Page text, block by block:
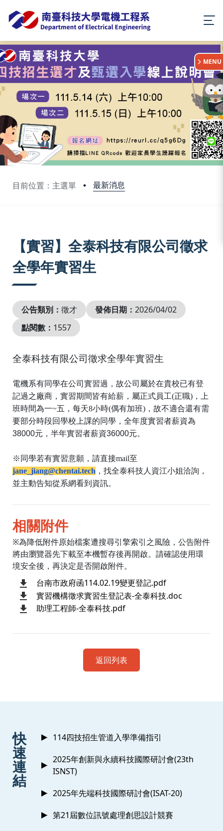
目前位置：主選單 最新消息
:::
MENU
【實習】全泰科技有限公司徵求
全學年實習生
公告類別： 徵才 發佈日期： 2026/04/02
點閱數： 1557
全泰科技有限公司徵求全學年實習生
電機系有同學在公司實習過， 故公司屬於在貴校已有登
記過之廠商，實習期間皆有給薪， 屬正式員工(正職) ，上
班時間為一~五，每天8小時(偶有加班) ，故不適合還有需
要部分時段回學校上課的同學， 全年度實習者薪資為
38000元，半年實習者薪資36000元。
※同學若有實習意願，請直接mail至
jane_jiang@chentai.tech ，找全泰科技人資江小姐洽詢，
並主動告知從系網看到資訊。
相關附件
※為降低附件原始檔案遭搜尋引擎索引之風險，公告附件
將由瀏覽器先下載至本機暫存後再開啟。請確認使用環
境安全後，再決定是否開啟附件。
台南市政府函114.02.19變更登記.pdf
實習機構徵求實習生登記表-全泰科技.doc
助理工程師-全泰科技.pdf
返回列表
快
速
連
結
114四技招生管道入學準備指引
2025年創新與永續科技國際研討會(23th
ISNST)
2025年先端科技國際研討會(ISAT-20)
第21屆數位訊號處理創思設計競賽